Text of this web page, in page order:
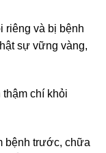
riêng và bị bệnh
sự vững vàng,
chí khỏi
bệnh trước, chữa